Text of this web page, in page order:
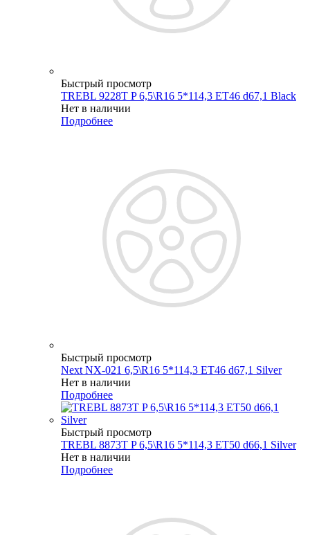
Быстрый просмотр
TREBL 9228T P 6,5\R16 5*114,3 ET46 d67,1 Black
Нет в наличии
Подробнее
Быстрый просмотр
Next NX-021 6,5\R16 5*114,3 ET46 d67,1 Silver
Нет в наличии
Подробнее
Быстрый просмотр
TREBL 8873T P 6,5\R16 5*114,3 ET50 d66,1 Silver
Нет в наличии
Подробнее